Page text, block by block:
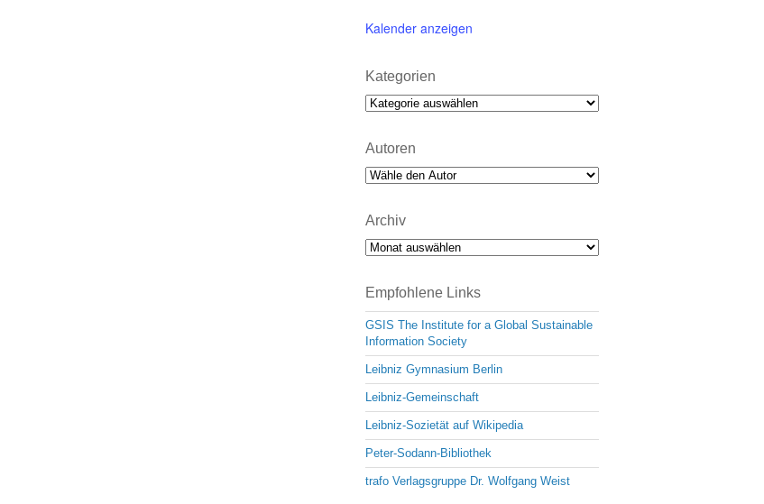
Kalender anzeigen
Kategorien
Kategorien
Autoren
Archiv
Archiv
Empfohlene Links
GSIS The Institute for a Global Sustainable
Information Society
Leibniz Gymnasium Berlin
Leibniz-Gemeinschaft
Leibniz-Sozietät auf Wikipedia
Peter-Sodann-Bibliothek
trafo Verlagsgruppe Dr. Wolfgang Weist